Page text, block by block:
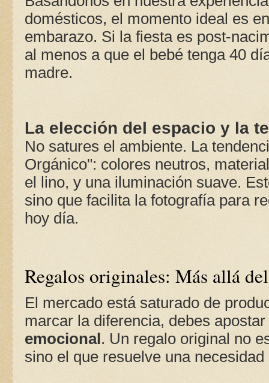
domésticos, el momento ideal es
embarazo. Si la fiesta es post-
al menos a que el bebé tenga 40
madre.
La elección del espacio y la
No satures el ambiente. La
Orgánico": colores neutros,
el lino, y una iluminación suave.
sino que facilita la fotografía para
hoy día.
Regalos originales: Más allá
El mercado está saturado de
marcar la diferencia, debes
emocional. Un regalo original no
sino el que resuelve una